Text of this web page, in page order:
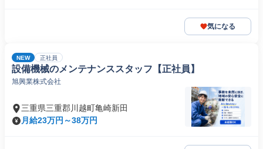
気になる
NEW 正社員
設備機械のメンテナンススタッフ【正社員】
旭興業株式会社
三重県三重郡川越町亀崎新田
月給23万円～38万円